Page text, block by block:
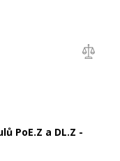
PoE.Z a DL.Z -